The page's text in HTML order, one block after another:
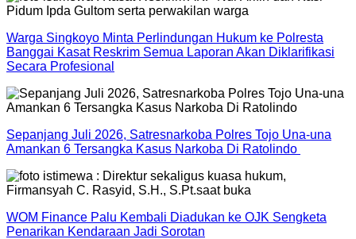
Warga Singkoyo Minta Perlindungan Hukum ke Polresta
Banggai Kasat Reskrim Semua Laporan Akan Diklarifikasi
Secara Profesional
Sepanjang Juli 2026, Satresnarkoba Polres Tojo Una-una
Amankan 6 Tersangka Kasus Narkoba Di Ratolindo
WOM Finance Palu Kembali Diadukan ke OJK Sengketa
Penarikan Kendaraan Jadi Sorotan